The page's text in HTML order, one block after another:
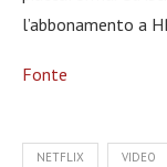
l’abbonamento a
Fonte
NETFLIX VIDEO